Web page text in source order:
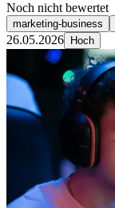
Noch nicht bewertet
marketing-business
26.05.2026 Hoch